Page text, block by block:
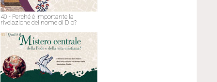
40 - Perché è importante la
rivelazione del nome di Dio?